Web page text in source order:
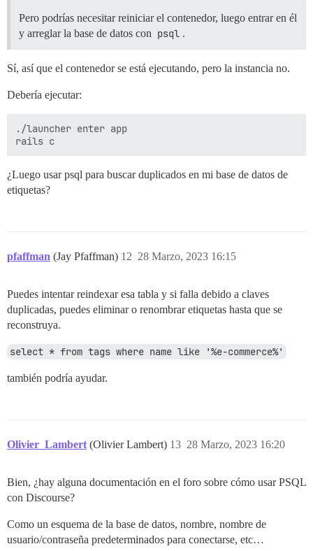
Pero podrías necesitar reiniciar el contenedor, luego entrar en él
y arreglar la base de datos con psql .
Sí, así que el contenedor se está ejecutando, pero la instancia no.
Debería ejecutar:
./launcher enter app
¿Luego usar psql para buscar duplicados en mi base de datos de
etiquetas?
pfaffman (Jay Pfaffman) 28 Marzo, 2023 16:15
12
Puedes intentar reindexar esa tabla y si falla debido a claves
duplicadas, puedes eliminar o renombrar etiquetas hasta que se
reconstruya.
select * from tags where name like '%e-commerce%'
también podría ayudar.
Olivier_Lambert (Olivier Lambert) 28 Marzo, 2023 16:20
13
Bien, ¿hay alguna documentación en el foro sobre cómo usar PSQL
con Discourse?
Como un esquema de la base de datos, nombre, nombre de
usuario/contraseña predeterminados para conectarse, etc…